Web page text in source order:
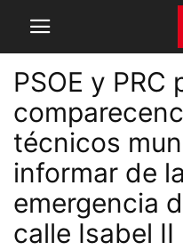
PSOE y PRC
técnicos
informar de
emergencia
calle Isabel II